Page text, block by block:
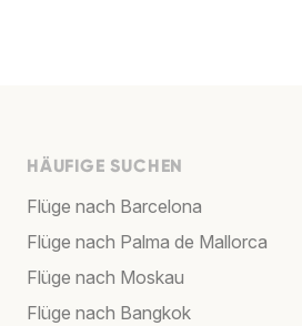
HÄUFIGE SUCHEN
Flüge nach Barcelona
Flüge nach Palma de Mallorca
Flüge nach Moskau
Flüge nach Bangkok